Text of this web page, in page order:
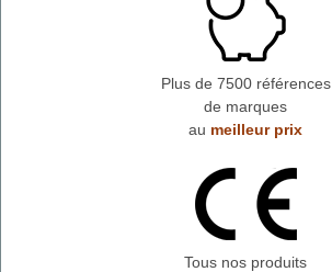
Plus de 7500 références
de marques
au meilleur prix
Tous nos produits